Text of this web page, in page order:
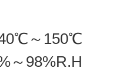
～150℃
～98%R.H